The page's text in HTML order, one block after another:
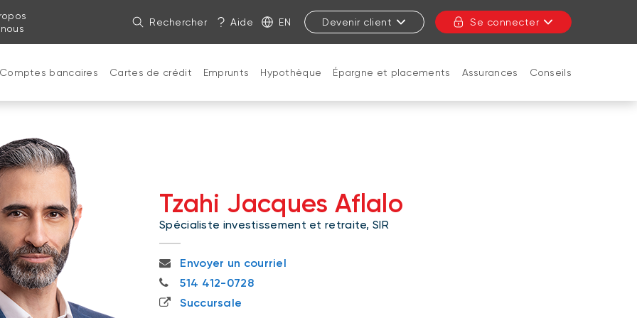
Rechercher Aide EN Devenir client Se connecter
Comptes bancaires Cartes de crédit Emprunts Hypothèque Épargne et placements Assurances Conseils
Tzahi Jacques Aflalo
Spécialiste investissement et retraite, SIR
jacques.aflalo@bnc.ca
Envoyer un courriel
514 412-0728
514 412-0728
Succursale